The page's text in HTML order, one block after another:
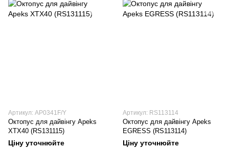
Артикул: AP0341F/Y
Октопус для дайвінгу Apeks
XTX40 (RS131115)
Ціну уточнюйте
Артикул: RS113114
Октопус для дайвінгу Apeks
EGRESS (RS113114)
Ціну уточнюйте